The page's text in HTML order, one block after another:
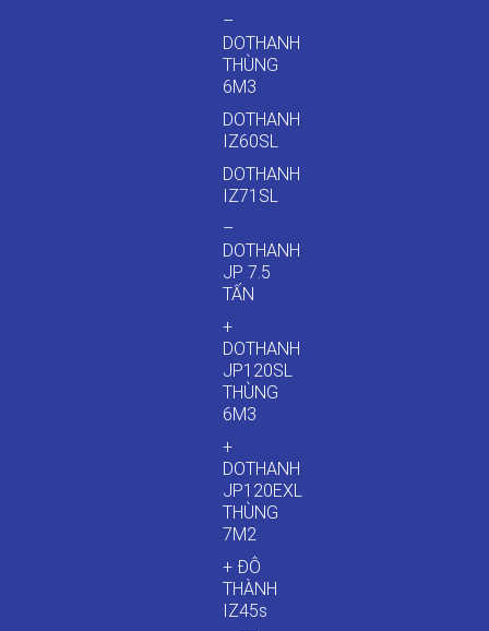
–
DOTHANH
THÙNG
6M3
DOTHANH
IZ60SL
DOTHANH
IZ71SL
–
DOTHANH
JP 7.5
TẤN
+
DOTHANH
JP120SL
THÙNG
6M3
+
DOTHANH
JP120EXL
THÙNG
7M2
+ ĐÔ
THÀNH
IZ45s